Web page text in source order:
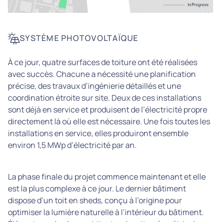
SYSTÈME PHOTOVOLTAÏQUE
À ce jour, quatre surfaces de toiture ont été réalisées
avec succès. Chacune a nécessité une planification
précise, des travaux d’ingénierie détaillés et une
coordination étroite sur site. Deux de ces installations
sont déjà en service et produisent de l’électricité propre
directement là où elle est nécessaire. Une fois toutes les
installations en service, elles produiront ensemble
environ 1,5 MWp d’électricité par an.
La phase finale du projet commence maintenant et elle
est la plus complexe à ce jour. Le dernier bâtiment
dispose d’un toit en sheds, conçu à l’origine pour
optimiser la lumière naturelle à l’intérieur du bâtiment.